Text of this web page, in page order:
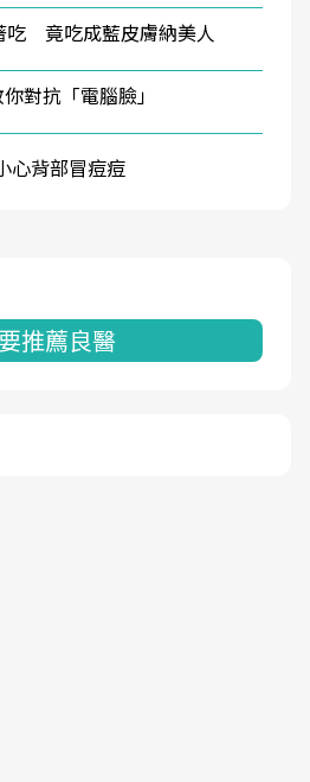
吃 竟吃成藍皮膚納美人
對抗「電腦臉」
心背部冒痘痘
推薦良醫